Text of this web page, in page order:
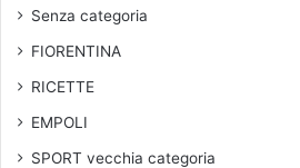
Senza categoria
FIORENTINA
RICETTE
EMPOLI
SPORT vecchia categoria